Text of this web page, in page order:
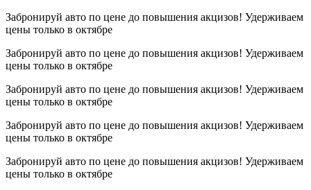
Забронируй авто по цене до повышения акцизов! Удерживаем
цены только в октябре
Забронируй авто по цене до повышения акцизов! Удерживаем
цены только в октябре
Забронируй авто по цене до повышения акцизов! Удерживаем
цены только в октябре
Забронируй авто по цене до повышения акцизов! Удерживаем
цены только в октябре
Забронируй авто по цене до повышения акцизов! Удерживаем
цены только в октябре